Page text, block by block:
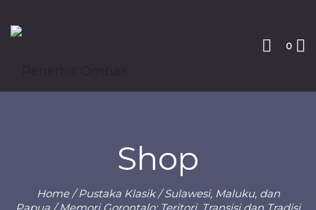
0
Shop
Home/Pustaka Klasik/Sulawesi, Maluku, dan